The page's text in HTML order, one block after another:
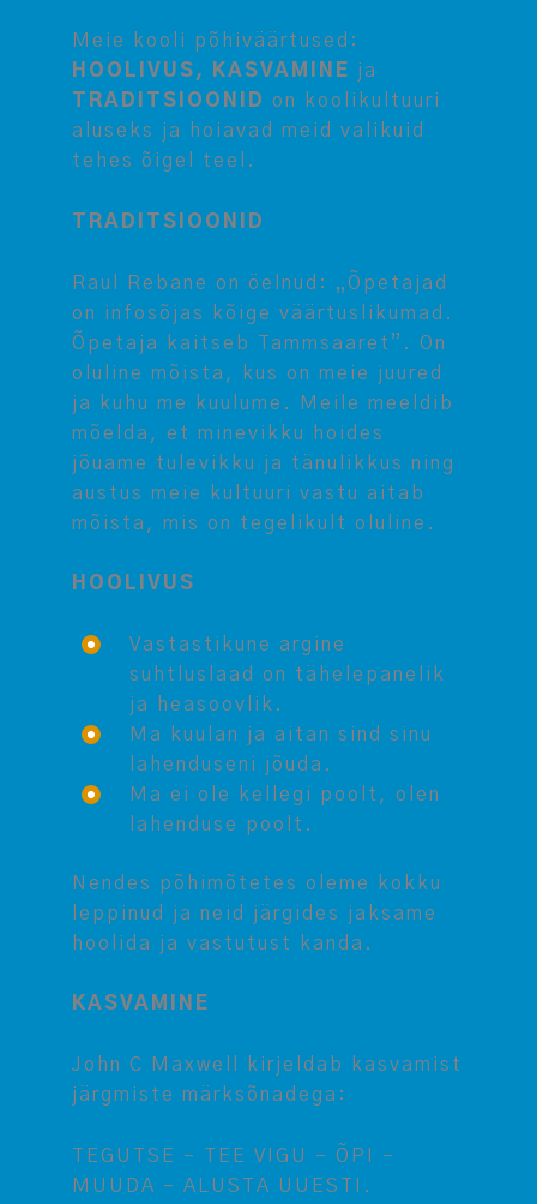
Meie kooli põhiväärtused:
HOOLIVUS, KASVAMINE ja
TRADITSIOONID
on koolikultuuri
aluseks ja hoiavad meid valikuid
tehes õigel teel.
TRADITSIOONID
Raul Rebane on öelnud: „Õpetajad
on infosõjas kõige väärtuslikumad.
Õpetaja kaitseb Tammsaaret”. On
oluline mõista, kus on meie juured
ja kuhu me kuulume. Meile meeldib
mõelda, et minevikku hoides
jõuame tulevikku ja tänulikkus ning
austus meie kultuuri vastu aitab
mõista, mis on tegelikult oluline.
HOOLIVUS
Vastastikune argine
suhtluslaad on tähelepanelik
ja heasoovlik.
Ma kuulan ja aitan sind sinu
lahenduseni jõuda.
Ma ei ole kellegi poolt, olen
lahenduse poolt.
Nendes põhimõtetes oleme kokku
leppinud ja neid järgides jaksame
hoolida ja vastutust kanda.
KASVAMINE
John C Maxwell kirjeldab kasvamist
järgmiste märksõnadega:
TEGUTSE – TEE VIGU – ÕPI –
MUUDA – ALUSTA UUESTI.